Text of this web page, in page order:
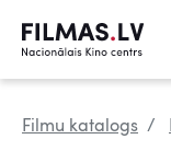
Filmu katalogs